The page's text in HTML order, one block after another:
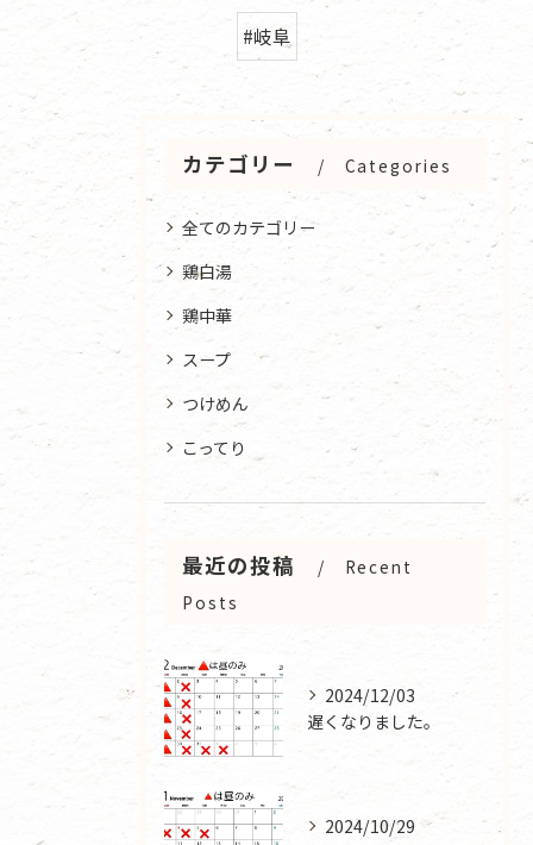
#岐阜
カテゴリー Categories
全てのカテゴリー
鶏白湯
鶏中華
スープ
つけめん
こってり
最近の投稿
Recent
Posts
2024/12/03
遅くなりました。
2024/10/29